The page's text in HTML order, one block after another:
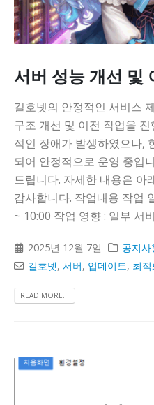
서버 성능 개선 및
길호넷의 안정적인 서비스
구조 개선 및 이전 작업을
적인 장애가 발생하였으나,
되어 안정적으로 운영 중입
드립니다. 자세한 내용은 아
감사합니다. 작업내용 작업
~ 10:00 작업 영향 : 일부 서
2025년 12월 7일
공지사
길호넷,서버, 업데이트, 최
READ MORE...